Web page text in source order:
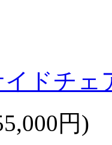
ドチェ
円)